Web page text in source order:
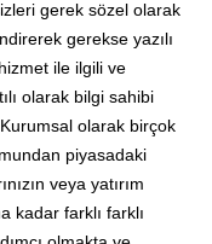
gerek sözel olarak
gerekse yazılı
ile ilgili ve
olarak bilgi sahibi
olarak birçok
piyasadaki
veya yatırım
kadar farklı farklı